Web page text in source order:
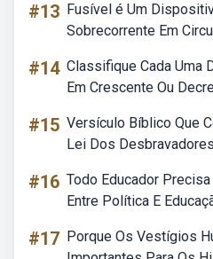
#13 Fusível é Um
Sobrecorrente Em
#14 Classifique Cada Uma
Em Crescente Ou
#15 Versículo Bíblico Que
Lei Dos Desbravadores
#16 Todo Educador
Entre Política E
#17 Porque Os Vestígios